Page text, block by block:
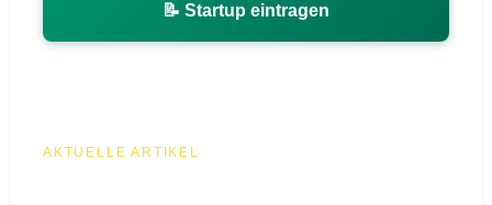
📝 Startup eintragen
AKTUELLE ARTIKEL